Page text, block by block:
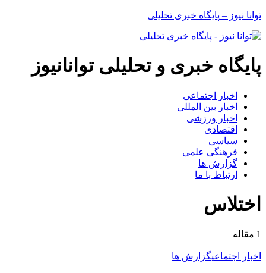
توانا نیوز – پایگاه خبری تحلیلی
پایگاه خبری و تحلیلی توانانیوز
اخبار اجتماعی
اخبار بین المللی
اخبار ورزشی
اقتصادی
سیاسی
فرهنگی علمی
گزارش ها
ارتباط با ما
اختلاس
1 مقاله
اخبار اجتماعیگزارش ها